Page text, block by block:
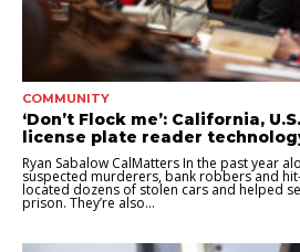
COMMUNITY
‘Don’t Flock me’: California,
license plate reader
Ryan Sabalow CalMatters In the past year
suspected murderers, bank robbers and
located dozens of stolen cars and helped
prison. They’re also...